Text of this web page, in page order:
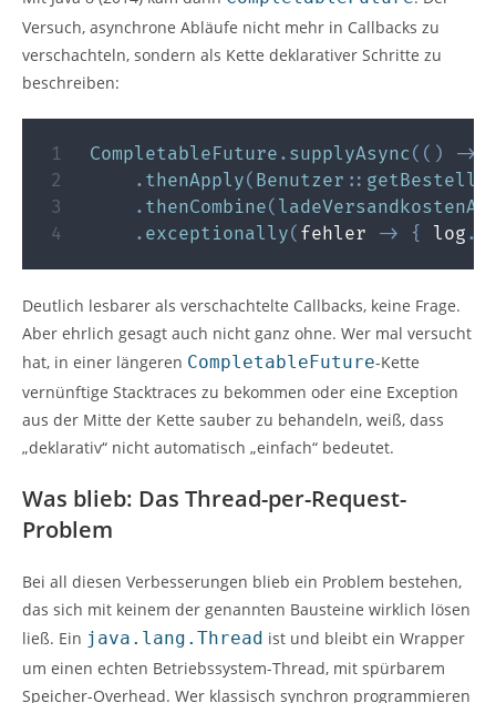
Versuch, asynchrone Abläufe nicht mehr in Callbacks zu
verschachteln, sondern als Kette deklarativer Schritte zu
beschreiben:
CompletableFuture . supplyAsync ( ( ) ->
. thenApply( Benutzer ::
. thenCombine(
. exceptionally( fehler -> { log .
Deutlich lesbarer als verschachtelte Callbacks, keine Frage.
Aber ehrlich gesagt auch nicht ganz ohne. Wer mal versucht
hat, in einer längeren CompletableFuture-Kette
vernünftige Stacktraces zu bekommen oder eine Exception
aus der Mitte der Kette sauber zu behandeln, weiß, dass
„deklarativ“ nicht automatisch „einfach“ bedeutet.
Was blieb: Das Thread-per-Request-
Problem
Bei all diesen Verbesserungen blieb ein Problem bestehen,
das sich mit keinem der genannten Bausteine wirklich lösen
ließ. Ein java.lang.Thread ist und bleibt ein Wrapper
um einen echten Betriebssystem-Thread, mit spürbarem
Speicher-Overhead. Wer klassisch synchron programmieren